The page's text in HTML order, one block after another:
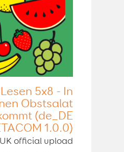
5x8 - In
Obstsalat
(de_DE
1.0.0)
official upload